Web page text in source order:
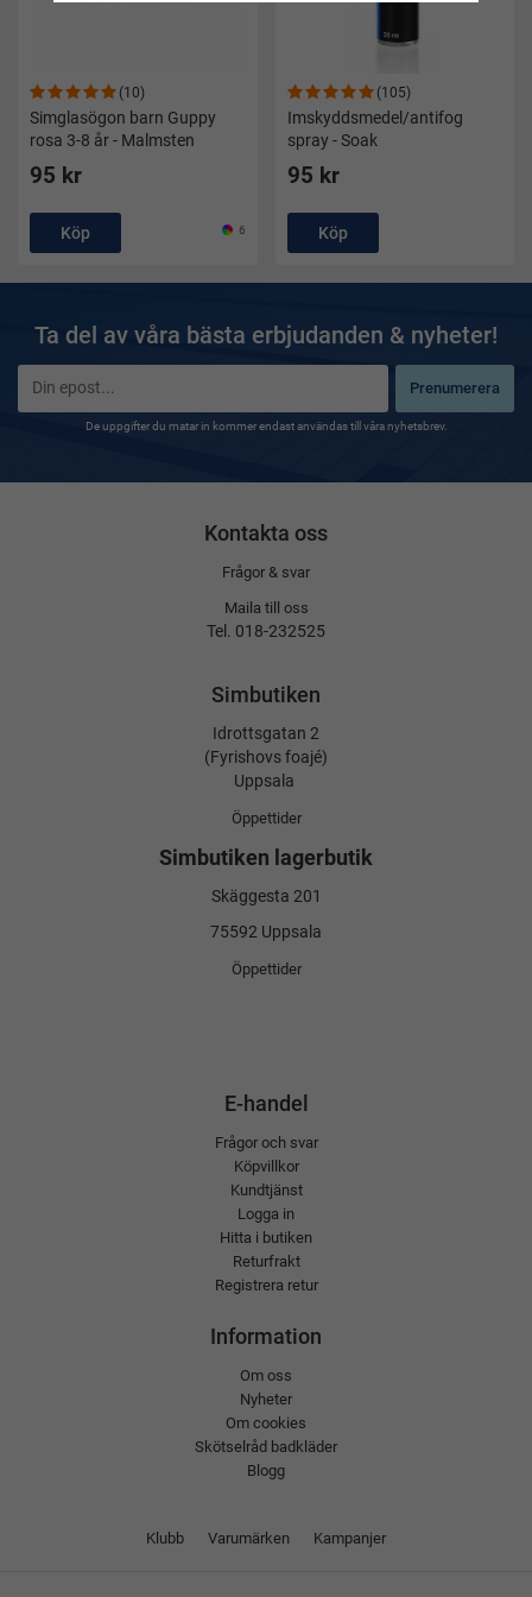
(10)
Simglasögon barn Guppy
rosa 3-8 år - Malmsten
95 kr
Köp 6
(105)
Imskyddsmedel/antifog
spray - Soak
95 kr
Köp
Ta del av våra bästa erbjudanden & nyheter!
Prenumerera
De uppgifter du matar in kommer endast användas till våra nyhetsbrev.
Kontakta oss
Frågor & svar
Maila till oss
Tel. 018-232525
Simbutiken
Idrottsgatan 2
(Fyrishovs foajé)
Uppsala
Öppettider
Simbutiken lagerbutik
Skäggesta 201
75592 Uppsala
Öppettider
E-handel
Frågor och svar
Köpvillkor
Kundtjänst
Logga in
Hitta i butiken
Returfrakt
Registrera retur
Information
Om oss
Nyheter
Om cookies
Skötselråd badkläder
Blogg
Klubb Varumärken Kampanjer